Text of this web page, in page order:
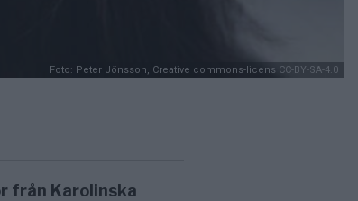
Foto: Peter Jönsson, Creative commons-licens CC-BY-SA-4.0
från Karolinska